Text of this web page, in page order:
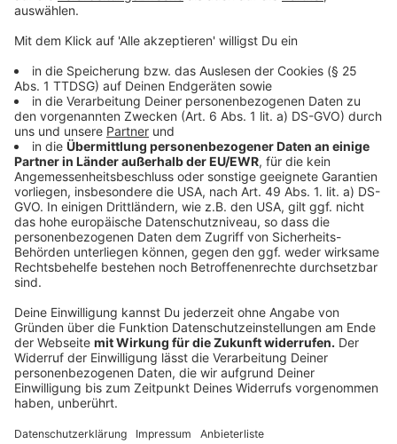
Personen in Anspruch genommen werden. Bei einem
positiven Testergebnis soll unverzüglich ein PCR-
Bestätigungstest gemacht werden! Zudem gilt dann
sofort eine Quarantänepflicht für die positiv
getestete Person sowie deren Haushaltsangehörige.
Gemeinsames Abstrichzentrum (GAZ)
Die Termine für PCR-Testungen im GAZ werden nur
online unter der Adresse:www.staedteregion-
aachen.de/gaz
Terminvergabe muss man Angaben zum Grund für die
gewünschte Testung und zum eigenen
Gesundheitszustand machen. Das Formular wird
regelmäßig an die Teststrategie des Robert-Koch-
Instituts angepasst. Kontaktpersonen ersten Grades,
Menschen mit positiven Schnelltests in Heimen und
anderen Einrichtungen sowie Reihentestungen werden